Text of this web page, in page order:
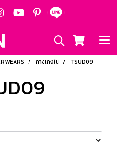
กางเกงใน TSUD09